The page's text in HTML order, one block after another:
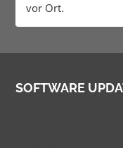
vor Ort.
SOFTWARE